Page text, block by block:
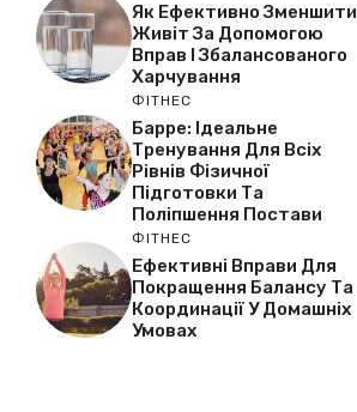
Як Ефективно Зменшити
Живіт За Допомогою
Вправ І Збалансованого
Харчування
ФІТНЕС
Барре: Ідеальне
Тренування Для Всіх
Рівнів Фізичної
Підготовки Та
Поліпшення Постави
ФІТНЕС
Ефективні Вправи Для
Покращення Балансу Та
Координації У Домашніх
Умовах